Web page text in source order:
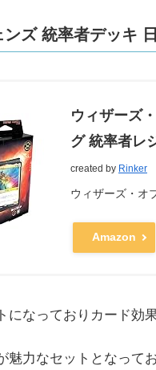
ンズ 統率者デッキ
ウィザーズ
グ 統率者レ
created by Rinker
ウィザーズ・オ
Amazon
になっておりカード効
魅力なセットとなって